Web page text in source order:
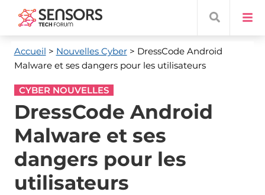
Accueil > Nouvelles Cyber> DressCode Android
Malware et ses dangers pour les utilisateurs
CYBER NOUVELLES
DressCode Android
Malware et ses
dangers pour les
utilisateurs